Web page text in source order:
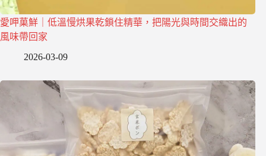
愛呷菓鮮｜低溫慢烘果乾鎖住精華，把陽光與時間交織出的
風味帶回家
2026-03-09